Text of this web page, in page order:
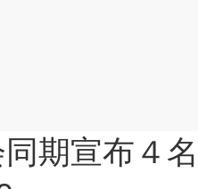
期宣布４